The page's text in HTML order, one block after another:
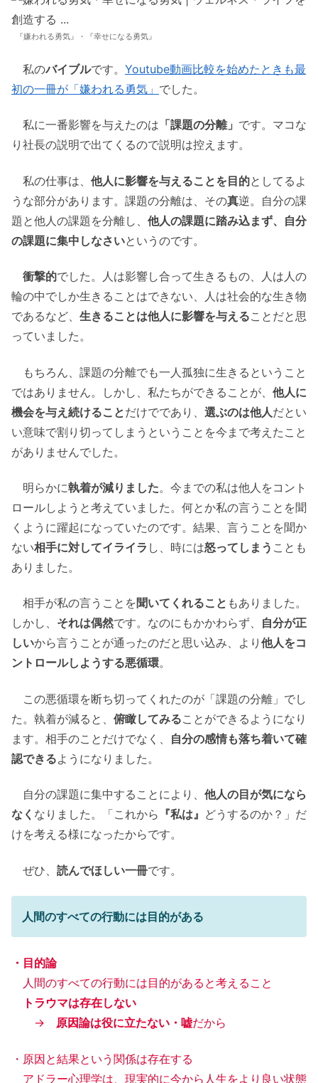
『嫌われる勇気』・『幸せになる勇気』
私のバイブルです。 Youtube動画比較を始めたときも最
初の一冊が「嫌われる勇気」 でした。
私に一番影響を与えたのは 「課題の分離」 です。マコな
り社長の説明で出てくるので説明は控えます。
私の仕事は、 他人に影響を与えることを目的としてるよ
うな部分があります。課題の分離は、その真逆。自分の課
題と他人の課題を分離し、 他人の課題に踏み込まず、自分
の課題に集中しなさいというのです。
衝撃的でした。人は影響し合って生きるもの、人は人の
輪の中でしか生きることはできない、人は社会的な生き物
であるなど、 生きることは他人に影響を与えることだと思
っていました。
もちろん、課題の分離でも一人孤独に生きるということ
ではありません。しかし、私たちができることが、 他人に
機会を与え続けることだけでであり、 選ぶのは他人だとい
い意味で割り切ってしまうということを今まで考えたこと
がありませんでした。
明らかに執着が減りました。今までの私は他人をコント
ロールしようと考えていました。何とか私の言うことを聞
くように躍起になっていたのです。結果、言うことを聞か
ない相手に対してイライラ し、時には怒ってしまう ことも
ありました。
相手が私の言うことを聞いてくれること もありました。
しかし、 それは偶然です。なのにもかかわらず、 自分が正
しいから言うことが通ったのだと思い込み、より 他人をコ
ントロールしようする悪循環。
この悪循環を断ち切ってくれたのが「課題の分離」でし
た。執着が減ると、 俯瞰してみることができるようになり
ます。相手のことだけでなく、 自分の感情も落ち着いて確
認できるようになりました。
自分の課題に集中することにより、 他人の目が気になら
なく なりました。「これから 『私は』 どうするのか？」だ
けを考える様になったからです。
ぜひ、 読んでほしい一冊です。
人間のすべての行動には目的がある
・目的論
人間のすべての行動には目的があると考えること
トラウマは存在しない
→ 原因論は役に立たない・嘘だから
・原因と結果という関係は存在する
アドラー心理学は、現実的に今から人生をより良い状態